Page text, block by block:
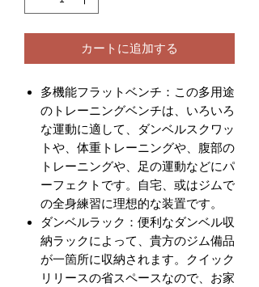
カートに追加する
多機能フラットベンチ：この多用途
のトレーニングベンチは、いろいろ
な運動に適して、ダンベルスクワッ
トや、体重トレーニングや、腹部の
トレーニングや、足の運動などにパ
ーフェクトです。自宅、或はジムで
の全身練習に理想的な装置です。
ダンベルラック：便利なダンベル収
納ラックによって、貴方のジム備品
が一箇所に収納されます。クイック
リリースの省スペースなので、お家